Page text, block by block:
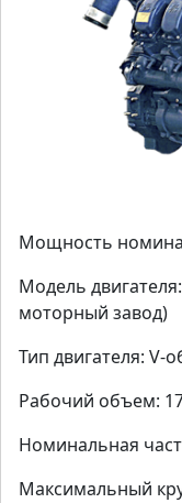
Мощность
Модель
моторный завод)
Тип двигателя: V-
Рабочий объем:
Номинальная
Максимальный